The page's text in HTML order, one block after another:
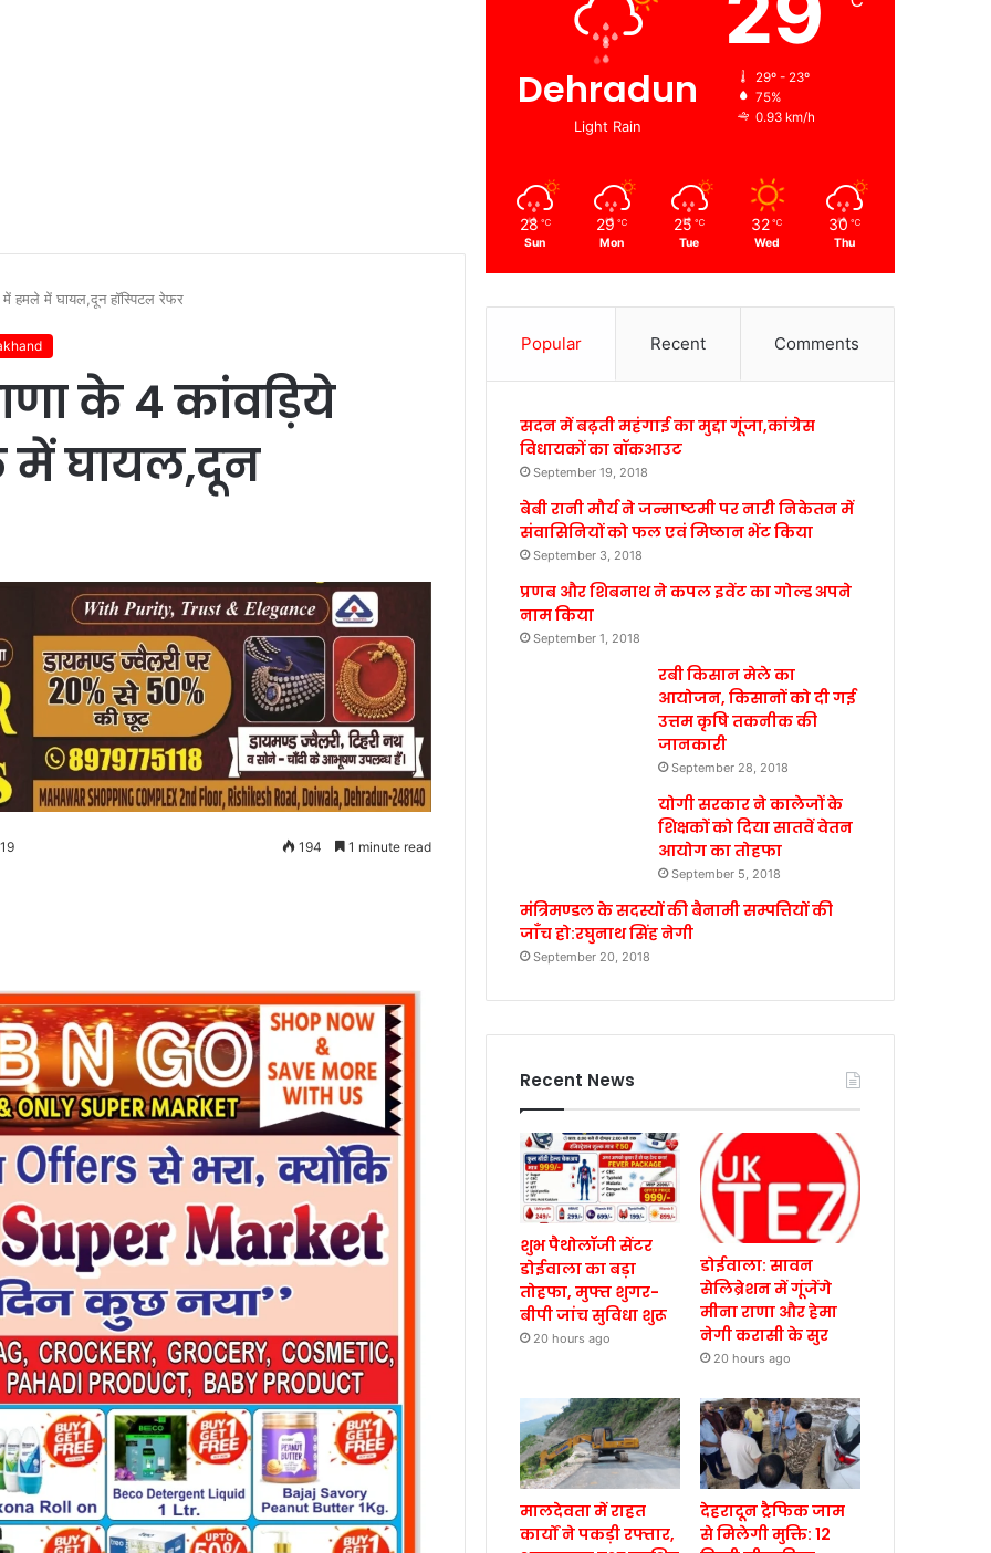
में हमले में घायल,दून हॉस्पिटल रेफर
के 4 कांवड़िये
में घायल,दून
194 1 minute read
Dehradun
Light Rain
29º - 23º
75%
0.93 km/h
28 ℃
Sun
29 ℃
Mon
25 ℃
Tue
32 ℃
Wed
30 ℃
Thu
Popular Recent Comments
सदन में बढ़ती महंगाई का मुद्दा गूंजा,कांग्रेस
विधायकों का वॉकआउट
September 19, 2018
बेबी रानी मौर्य ने जन्माष्टमी पर नारी निकेतन में
संवासिनियों को फल एवं मिष्ठान भेंट किया
September 3, 2018
प्रणब और शिबनाथ ने कपल इवेंट का गोल्ड अपने
नाम किया
September 1, 2018
रबी किसान मेले का
आयोजन, किसानों को दी गई
उत्तम कृषि तकनीक की
जानकारी
September 28, 2018
योगी सरकार ने कालेजों के
शिक्षकों को दिया सातवें वेतन
आयोग का तोहफा
September 5, 2018
मंत्रिमण्डल के सदस्यों की बैनामी सम्पत्तियों की
जाँच हो:रघुनाथ सिंह नेगी
September 20, 2018
Recent News
शुभ पैथोलॉजी सेंटर
डोईवाला का बड़ा
तोहफा, मुफ्त शुगर-
बीपी जांच सुविधा शुरू
20 hours ago
डोईवाला: सावन
सेलिब्रेशन में गूंजेंगे
मीना राणा और हेमा
नेगी करासी के सुर
20 hours ago
मालदेवता में राहत
कार्यों ने पकड़ी रफ्तार,
देहरादून ट्रैफिक जाम
से मिलेगी मुक्ति: 12